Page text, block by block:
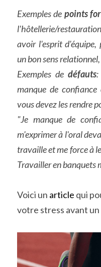
Exemples de points
l'hôtellerie/
avoir l'esprit d'équipe,
un bon sens
Exemples de défauts:
manque de
vous devez les rendre
"Je manque de
m'exprimer à l'oral
travaille et me force à
Travailler en banquets
Voici un article qui
votre stress avant